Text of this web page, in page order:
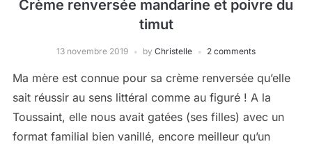
Crème renversée mandarine et poivre du
timut
13 novembre 2019 by Christelle 2 comments
Ma mère est connue pour sa crème renversée qu’elle
sait réussir au sens littéral comme au figuré ! A la
Toussaint, elle nous avait gatées (ses filles) avec un
format familial bien vanillé, encore meilleur qu’un